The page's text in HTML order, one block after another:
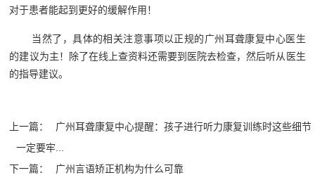
对于患者能起到更好的缓解作用！
当然了，具体的相关注意事项以正规的广州耳聋康复中心医生
的建议为主！除了在线上查资料还需要到医院去检查，然后听从医生
的指导建议。
上一篇：
广州耳聋康复中心提醒：孩子进行听力康复训练时这些细节
一定要牢...
下一篇：
广州言语矫正机构为什么可靠